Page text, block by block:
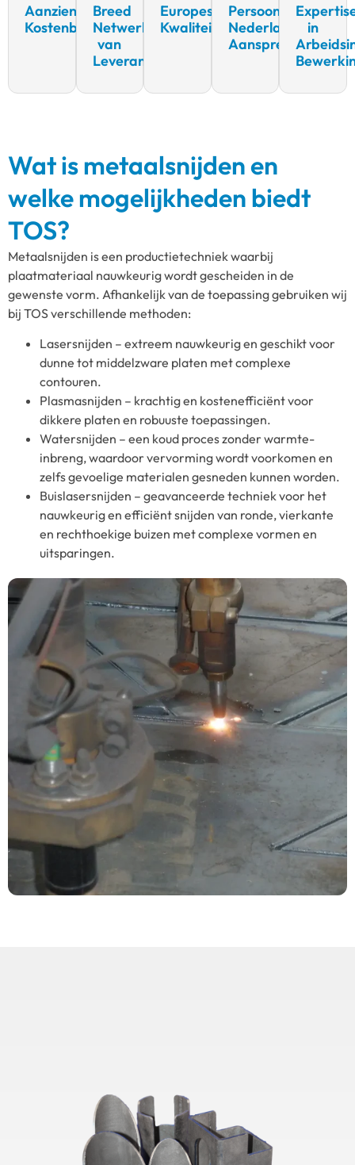
Aanzienlijke
Kostenbesparing
Breed
Netwerk
van
Leveranciers
Europese
Kwaliteitsstandaarden
Persoonlijk
Nederlands
Aanspreekpunt
in
Wat is metaalsnijden en
welke mogelijkheden biedt
TOS?
Metaalsnijden is een productietechniek waarbij
plaatmateriaal nauwkeurig wordt gescheiden in de
gewenste vorm. Afhankelijk van de toepassing gebruiken wij
bij TOS verschillende methoden:
Lasersnijden – extreem nauwkeurig en geschikt voor
dunne tot middelzware platen met complexe
contouren.
Plasmasnijden – krachtig en kostenefficiënt voor
dikkere platen en robuuste toepassingen.
Watersnijden – een koud proces zonder warmte-
inbreng, waardoor vervorming wordt voorkomen en
zelfs gevoelige materialen gesneden kunnen worden.
Buislasersnijden – geavanceerde techniek voor het
nauwkeurig en efficiënt snijden van ronde, vierkante
en rechthoekige buizen met complexe vormen en
uitsparingen.